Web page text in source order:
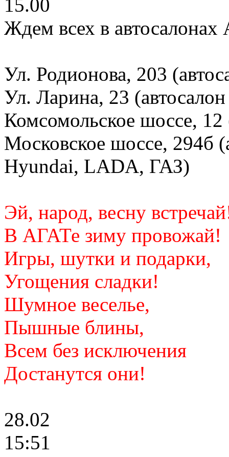
15.00
Ждем всех в
Ул. Родионова, 203
Ул. Ларина, 23
Комсомольское шоссе, 12
Московское шоссе, 294б
Hyundai, LADA, ГАЗ)
Эй, народ, весну
В АГАТе зиму провожай!
Игры, шутки и подарки,
Угощения сладки!
Шумное веселье,
Пышные блины,
Всем без исключения
Достанутся они!
28.02
15:51